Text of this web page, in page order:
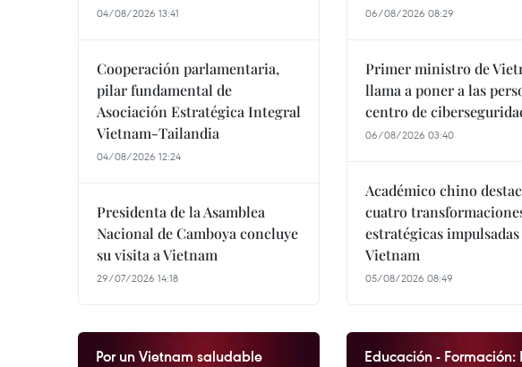
04/08/2026 13:41
Cooperación parlamentaria,
pilar fundamental de
Asociación Estratégica Integral
Vietnam-Tailandia
04/08/2026 12:24
Presidenta de la Asamblea
Nacional de Camboya concluye
su visita a Vietnam
29/07/2026 14:18
06/08/2026 08:29
Primer ministro de
llama a poner a las
centro de
06/08/2026 03:40
Académico chino
cuatro
estratégicas
Vietnam
05/08/2026 08:49
Por un Vietnam saludable
Educación - Formación: